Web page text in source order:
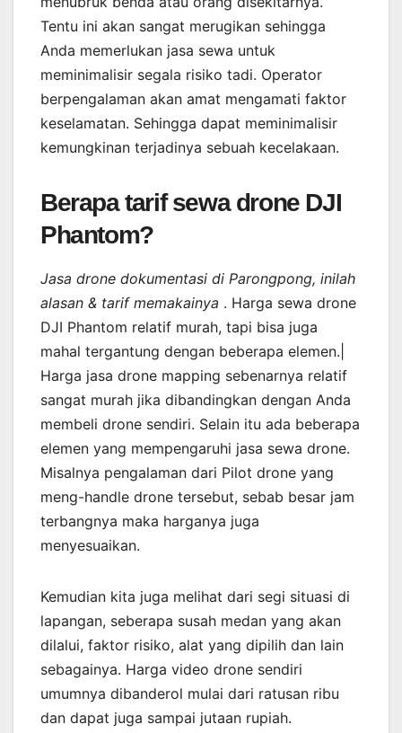
Tentu ini akan sangat merugikan sehingga
Anda memerlukan jasa sewa untuk
meminimalisir segala risiko tadi. Operator
berpengalaman akan amat mengamati faktor
keselamatan. Sehingga dapat meminimalisir
kemungkinan terjadinya sebuah kecelakaan.
Berapa tarif sewa drone DJI
Phantom?
Jasa drone dokumentasi di Parongpong, inilah
alasan & tarif memakainya . Harga sewa drone
DJI Phantom relatif murah, tapi bisa juga
mahal tergantung dengan beberapa elemen.|
Harga jasa drone mapping sebenarnya relatif
sangat murah jika dibandingkan dengan Anda
membeli drone sendiri. Selain itu ada beberapa
elemen yang mempengaruhi jasa sewa drone.
Misalnya pengalaman dari Pilot drone yang
meng-handle drone tersebut, sebab besar jam
terbangnya maka harganya juga
menyesuaikan.
Kemudian kita juga melihat dari segi situasi di
lapangan, seberapa susah medan yang akan
dilalui, faktor risiko, alat yang dipilih dan lain
sebagainya. Harga video drone sendiri
umumnya dibanderol mulai dari ratusan ribu
dan dapat juga sampai jutaan rupiah.